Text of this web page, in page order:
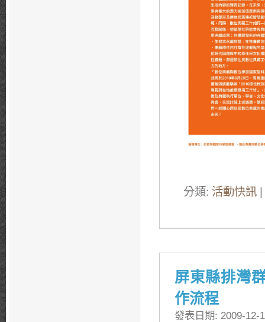
分類: 活動快訊
屏東縣排灣
作流程
發表日期: 2009-12-